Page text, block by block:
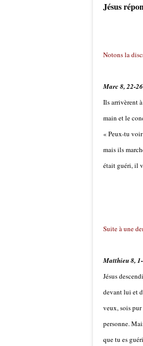
Jésus
Notons la
Marc 8, 22-26
Ils arrivèrent
main et le
« Peux-tu
mais ils
était guéri, il
Suite à une
Matthieu 8,
Jésus
devant lui et
veux, sois
personne.
que tu es